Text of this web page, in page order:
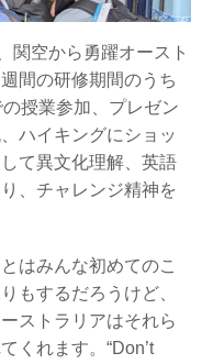
関空から勇躍オースト
間の研修期間のうち
授業参加、プレゼン
ハイキングにショッ
て異文化理解、英語
、チャレンジ精神を
はみんな初めてのこ
もするだろうけど、
ストラリアはそれら
くれます。“Don’t